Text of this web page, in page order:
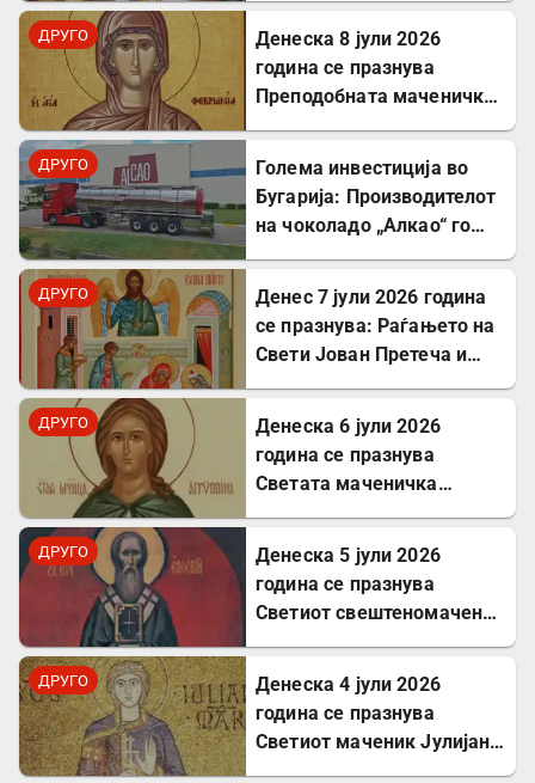
ДРУГО
Денеска 8 јули 2026
година се празнува
Преподобната маченичка
ДРУГО
Голема инвестиција во
Бугарија: Производителот
на чоколадо „Алкао“ го
ДРУГО
Денес 7 јули 2026 година
се празнува: Раѓањето на
Свети Јован Претеча и
ДРУГО
Денеска 6 јули 2026
година се празнува
Светата маченичка
ДРУГО
Денеска 5 јули 2026
година се празнува
Светиот свештеномаченик
ДРУГО
Денеска 4 јули 2026
година се празнува
Светиот маченик Јулијан